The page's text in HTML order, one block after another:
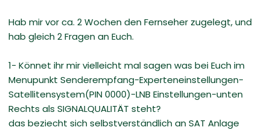
Hab mir vor ca. 2 Wochen den Fernseher zugelegt, und
hab gleich 2 Fragen an Euch.
1- Könnet ihr mir vielleicht mal sagen was bei Euch im
Menupunkt Senderempfang-Experteneinstellungen-
Satellitensystem(PIN 0000)-LNB Einstellungen-unten
Rechts als SIGNALQUALITÄT steht?
das beziecht sich selbstverständlich an SAT Anlage